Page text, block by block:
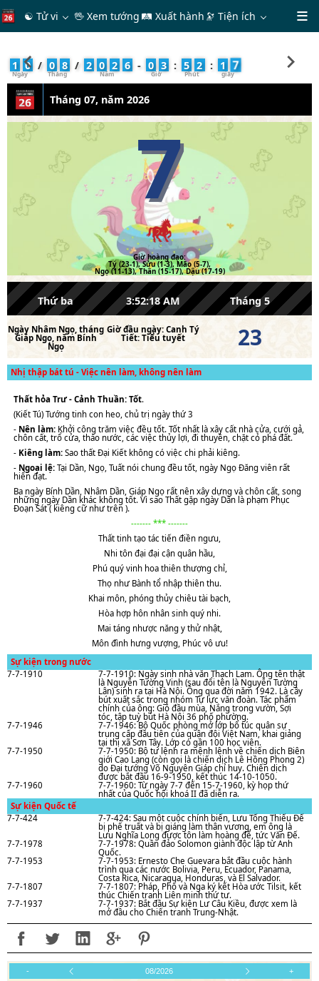
☯ Tử vi 🖖 Xem tướng 🛤 Xuất hành 🔭Tiện ích
1 0 / 0 8 / 2 0 2 6 - 0 3 : 5 2 : 1 8
Tháng 07, năm 2026
7
Giờ hoàng đạo:
Tý (23-1), Sửu (1-3), Mão (5-7),
Ngọ (11-13), Thân (15-17), Dậu (17-19)
Thứ ba 3:52:18 AM Tháng 5
Ngày Nhâm Ngọ, tháng
Giáp Ngọ, năm Bính
Ngọ
Giờ đầu ngày: Canh Tý
Tiết: Tiểu tuyết 23
Nhị thập bát tú - Việc nên làm, không nên làm
Thất hỏa Trư - Cảnh Thuần: Tốt.
(Kiết Tú) Tướng tinh con heo, chủ trị ngày thứ 3
- Nên làm: Khởi công trăm việc đều tốt. Tốt nhất là xây cất nhà cửa, cưới gả,
chôn cất, trổ cửa, tháo nước, các việc thủy lợi, đi thuyền, chặt cỏ phá đất.
- Kiêng làm: Sao thất Đại Kiết không có việc chi phải kiêng.
- Ngoại lệ: Tại Dần, Ngọ, Tuất nói chung đều tốt, ngày Ngọ Đăng viên rất
hiển đạt.
Ba ngày Bính Dần, Nhâm Dần, Giáp Ngọ rất nên xây dựng và chôn cất, song
những ngày Dần khác không tốt. Vì sao Thất gặp ngày Dần là phạm Phục
Đoạn Sát ( kiêng cữ như trên ).
------- *** -------
Thất tinh tạo tác tiến điền ngưu,
Nhi tôn đại đại cận quân hầu,
Phú quý vinh hoa thiên thượng chỉ,
Thọ như Bành tổ nhập thiên thu.
Khai môn, phóng thủy chiêu tài bạch,
Hòa hợp hôn nhân sinh quý nhi.
Mai táng nhược năng y thử nhật,
Môn đình hưng vượng, Phúc vô ưu!
Sự kiện trong nước
7-7-1910
7-7-1910: Ngày sinh nhà văn Thạch Lam. Ông tên thật
là Nguyễn Tường Vinh (sau đổi tên là Nguyễn Tường
Lân) sinh ra tại Hà Nội. Ông qua đời nǎm 1942. Là cây
bút xuất sắc trong nhóm Tự lực văn đoàn. Tác phẩm
chính của ông: Gió đầu mùa, Nắng trong vườn, Sợi
tóc, tập tuỳ bút Hà Nội 36 phố phường.
7-7-1946
7-7-1946: Bộ Quốc phòng mở lớp bổ túc quân sự
trung cấp đầu tiên của quân đội Việt Nam, khai giảng
tại thị xã Sơn Tây. Lớp có gần 100 học viên.
7-7-1950
7-7-1950: Bộ tư lệnh ra mệnh lệnh về chiến dịch Biên
giới Cao Lạng (còn gọi là chiến dịch Lê Hồng Phong 2)
do Đại tướng Võ Nguyên Giáp chỉ huy. Chiến dịch
được bắt đầu 16-9-1950, kết thúc 14-10-1050.
7-7-1960
7-7-1960: Từ ngày 7-7 đến 15-7-1960, kỳ họp thứ
nhất của Quốc hội khoá II đã diễn ra.
Sự kiện Quốc tế
7-7-424
7-7-424: Sau một cuộc chính biến, Lưu Tống Thiếu Đế
bị phế truất và bị giáng làm thân vương, em ông là
Lưu Nghĩa Long được tôn làm hoàng đế, tức Văn Đế.
7-7-1978
7-7-1978: Quần đảo Solomon giành độc lập từ Anh
Quốc.
7-7-1953
7-7-1953: Ernesto Che Guevara bắt đầu cuộc hành
trình qua các nước Bolivia, Peru, Ecuador, Panama,
Costa Rica, Nicaragua, Honduras, và El Salvador.
7-7-1807
7-7-1807: Pháp, Phổ và Nga ký kết Hòa ước Tilsit, kết
thúc Chiến tranh Liên minh thứ tư.
7-7-1937
7-7-1937: Bắt đầu Sự kiện Lư Câu Kiều, được xem là
mở đầu cho Chiến tranh Trung-Nhật.
- 08/2026 +